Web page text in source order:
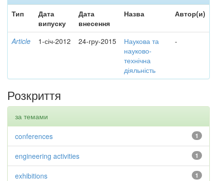
Тип
Дата
випуску
Дата
внесення
Назва Автор(и)
Article 1-січ-2012 24-гру-2015
Наукова та
науково-
технічна
діяльність
-
Розкриття
за темами
1
conferences
1
engineering activities
1
exhibitions